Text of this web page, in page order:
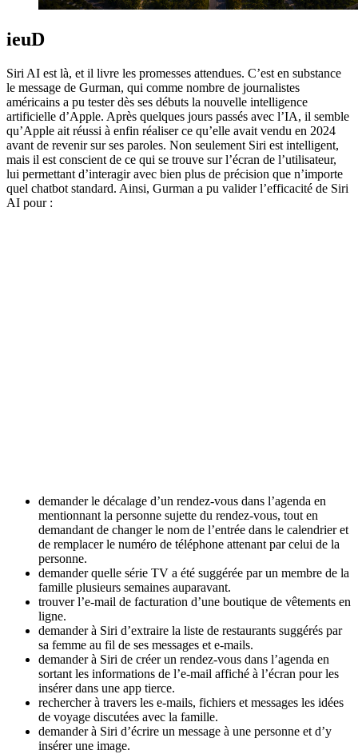
ieuD
Siri AI est là, et il livre les promesses attendues. C’est en substance
le message de Gurman, qui comme nombre de journalistes
américains a pu tester dès ses débuts la nouvelle intelligence
artificielle d’Apple. Après quelques jours passés avec l’IA, il semble
qu’Apple ait réussi à enfin réaliser ce qu’elle avait vendu en 2024
avant de revenir sur ses paroles. Non seulement Siri est intelligent,
mais il est conscient de ce qui se trouve sur l’écran de l’utilisateur,
lui permettant d’interagir avec bien plus de précision que n’importe
quel chatbot standard. Ainsi, Gurman a pu valider l’efficacité de Siri
AI pour :
demander le décalage d’un rendez-vous dans l’agenda en
mentionnant la personne sujette du rendez-vous, tout en
demandant de changer le nom de l’entrée dans le calendrier et
de remplacer le numéro de téléphone attenant par celui de la
personne.
demander quelle série TV a été suggérée par un membre de la
famille plusieurs semaines auparavant.
trouver l’e-mail de facturation d’une boutique de vêtements en
ligne.
demander à Siri d’extraire la liste de restaurants suggérés par
sa femme au fil de ses messages et e-mails.
demander à Siri de créer un rendez-vous dans l’agenda en
sortant les informations de l’e-mail affiché à l’écran pour les
insérer dans une app tierce.
rechercher à travers les e-mails, fichiers et messages les idées
de voyage discutées avec la famille.
demander à Siri d’écrire un message à une personne et d’y
insérer une image.